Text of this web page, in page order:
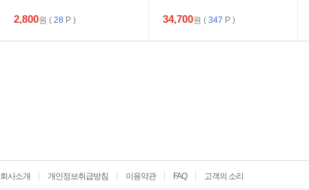
2,800원 ( 28 P ) 34,700원 ( 347 P )
회사소개 개인정보취급방침 이용약관 FAQ 고객의 소리